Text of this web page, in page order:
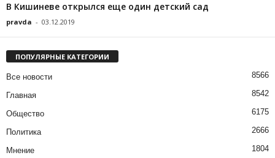
В Кишиневе открылся еще один детский сад
pravda - 03.12.2019
ПОПУЛЯРНЫЕ КАТЕГОРИИ
Все новости 8566
Главная 8542
Общество 6175
Политика 2666
Мнение 1804